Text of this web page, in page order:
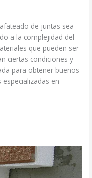
de juntas sea
a la complejidad del
que pueden ser
ciertas condiciones y
para obtener buenos
en